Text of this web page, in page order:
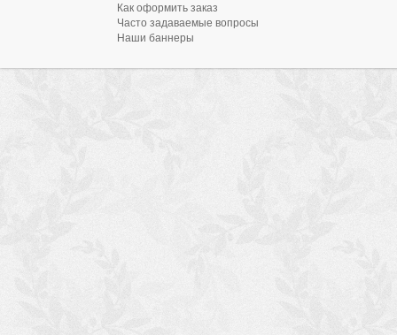
Как оформить заказ
Часто задаваемые вопросы
Наши баннеры